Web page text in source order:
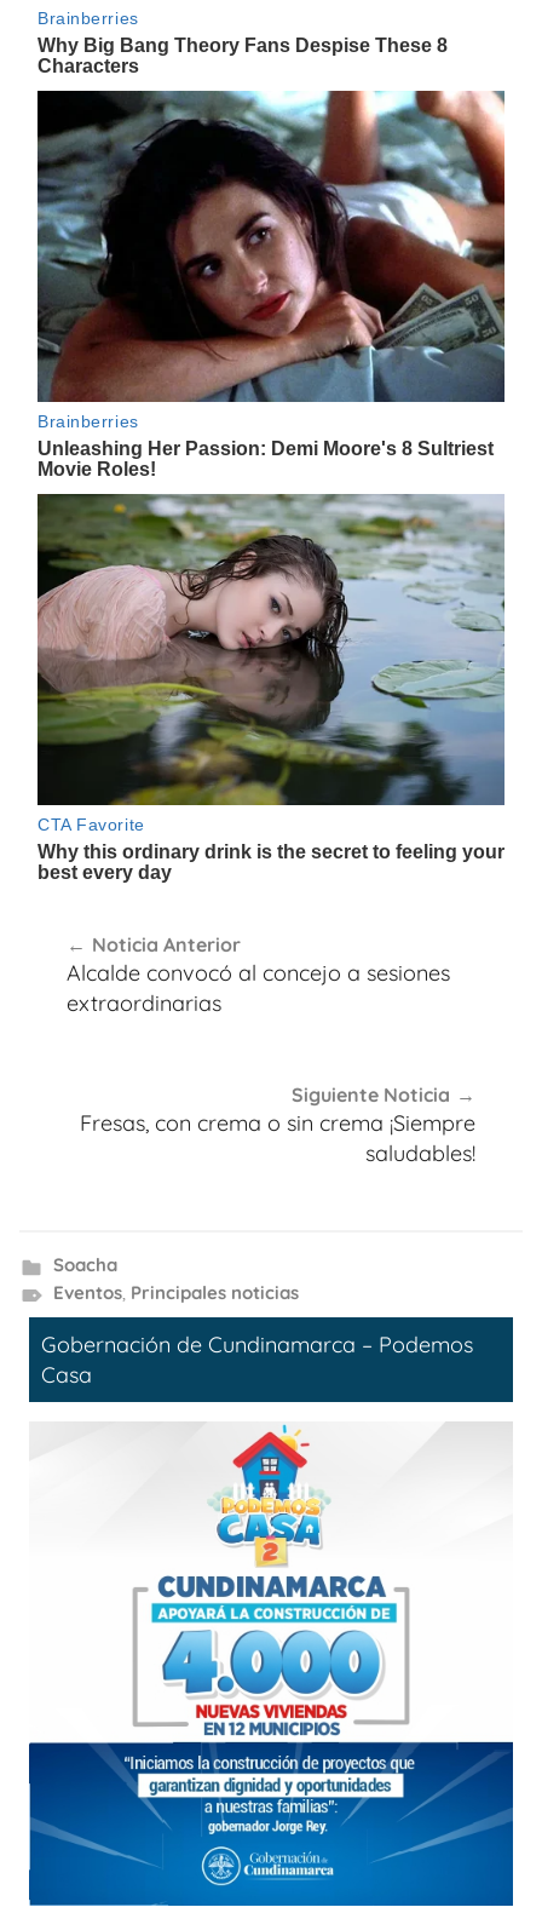
de
entradas
Noticia Anterior
Alcalde convocó al concejo a sesiones
extraordinarias
Siguiente Noticia
Fresas, con crema o sin crema ¡Siempre
saludables!
Soacha
Eventos, Principales noticias
Gobernación de Cundinamarca – Podemos
Casa